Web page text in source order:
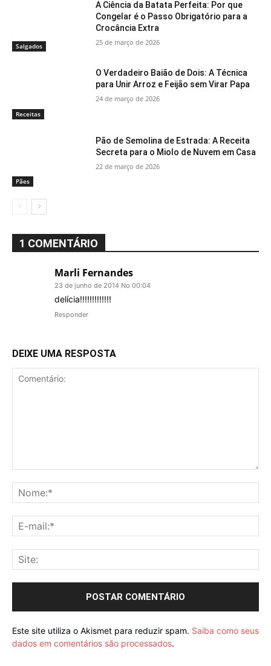
Salgados
A Ciência da Batata Perfeita: Por que
Congelar é o Passo Obrigatório para a
Crocância Extra
25 de março de 2026
Receitas
O Verdadeiro Baião de Dois: A Técnica
para Unir Arroz e Feijão sem Virar Papa
24 de março de 2026
Pães
Pão de Semolina de Estrada: A Receita
Secreta para o Miolo de Nuvem em Casa
22 de março de 2026
1 COMENTÁRIO
Marli Fernandes
23 de junho de 2014 No 00:04
delícia!!!!!!!!!!!!!
Responder
DEIXE UMA RESPOSTA
Este site utiliza o Akismet para reduzir spam. Saiba como seus
dados em comentários são processados.